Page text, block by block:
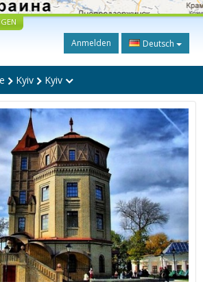
Anmelden Deutsch
Kyiv Kyiv